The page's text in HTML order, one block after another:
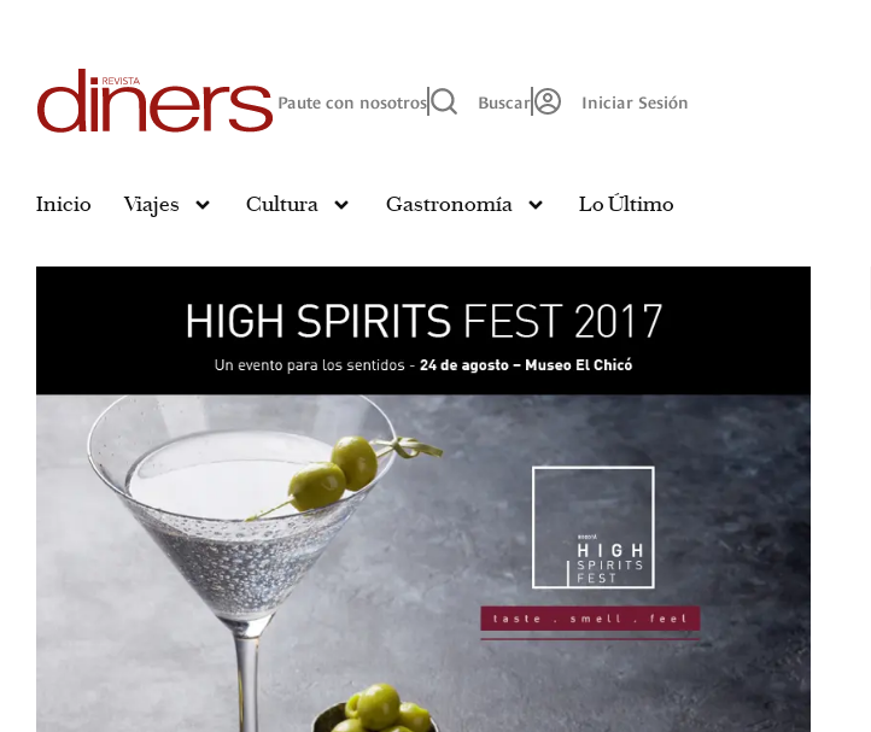
Paute con nosotros Buscar Iniciar Sesión
Inicio Viajes Cultura Gastronomía Lo Último